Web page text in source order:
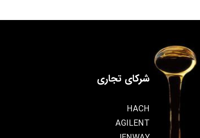
شرکای تجاری
HACH
AGILENT